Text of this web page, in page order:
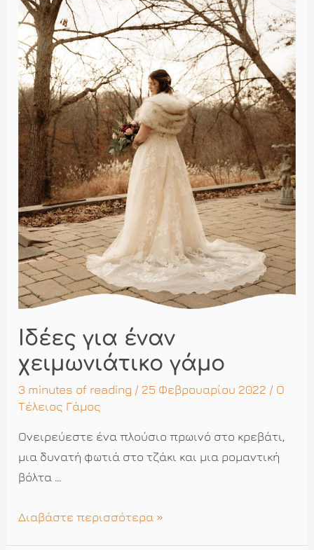
Ιδέες για έναν
χειμωνιάτικο γάμο
3 minutes of reading / 25 Φεβρουαρίου 2022 / Ο
Τέλειος Γάμος
Ονειρεύεστε ένα πλούσιο πρωινό στο κρεβάτι,
μια δυνατή φωτιά στο τζάκι και μια ρομαντική
βόλτα …
Ιδέες
Διαβάστε περισσότερα »